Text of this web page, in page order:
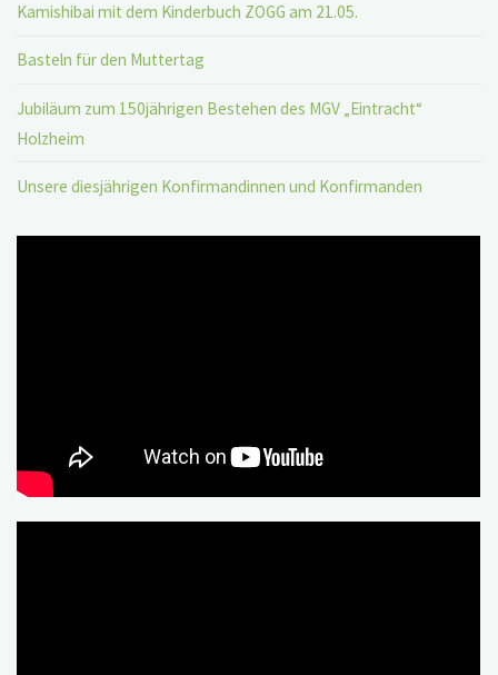
Kamishibai mit dem Kinderbuch ZOGG am 21.05.
Basteln für den Muttertag
Jubiläum zum 150jährigen Bestehen des MGV „Eintracht“
Holzheim
Unsere diesjährigen Konfirmandinnen und Konfirmanden